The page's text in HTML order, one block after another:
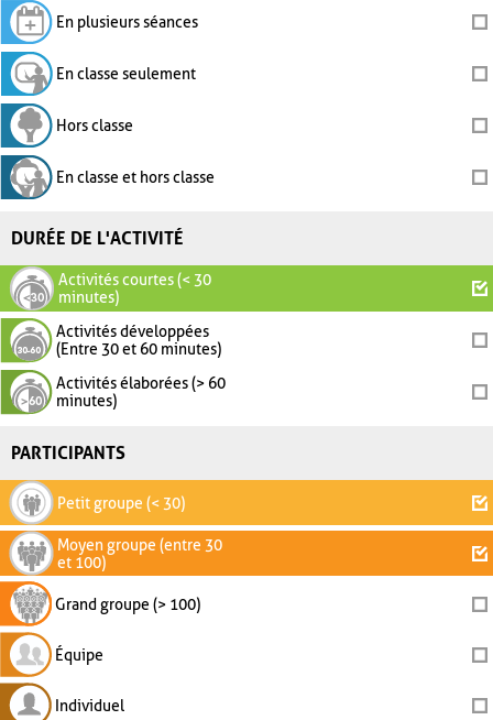
En plusieurs séances
En classe seulement
Hors classe
En classe et hors classe
DURÉE DE L'ACTIVITÉ
Activités courtes (< 30
minutes)
Activités développées
(Entre 30 et 60 minutes)
Activités élaborées (> 60
minutes)
PARTICIPANTS
Petit groupe (< 30)
Moyen groupe (entre 30
et 100)
Grand groupe (> 100)
Équipe
Individuel